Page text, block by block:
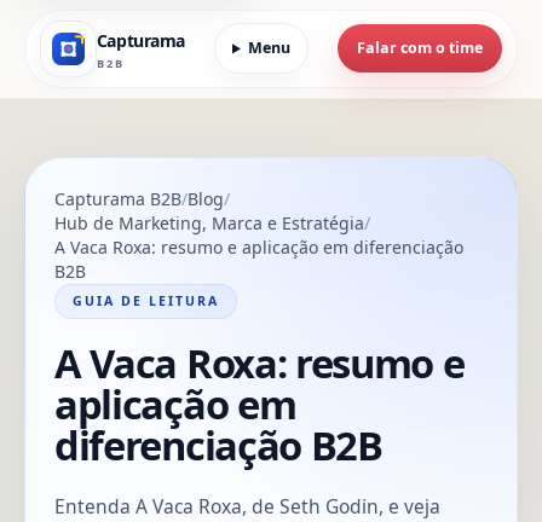
Capturama
B2B
Menu Falar com o time
Capturama B2B Blog
Hub de Marketing, Marca e Estratégia
A Vaca Roxa: resumo e aplicação em diferenciação
B2B
GUIA DE LEITURA
A Vaca Roxa: resumo e
aplicação em
diferenciação B2B
Entenda A Vaca Roxa, de Seth Godin, e veja